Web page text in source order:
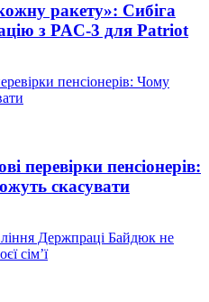
ракету»: Сибіга
з PAC-3 для Patriot
перевірки пенсіонерів:
скасувати